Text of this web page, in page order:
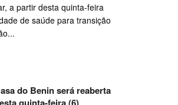
a partir desta quinta-feira
de saúde para transição
do Benin será reaberta
quinta-feira (6)